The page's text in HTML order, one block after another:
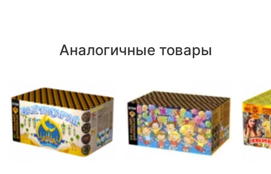
Аналогичные товары